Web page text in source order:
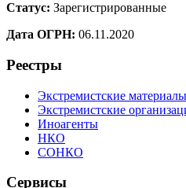
Статус: Зарегистрированные
Дата ОГРН: 06.11.2020
Реестры
Экстремистские материалы
Экстремистские
Иноагенты
НКО
СОНКО
Сервисы